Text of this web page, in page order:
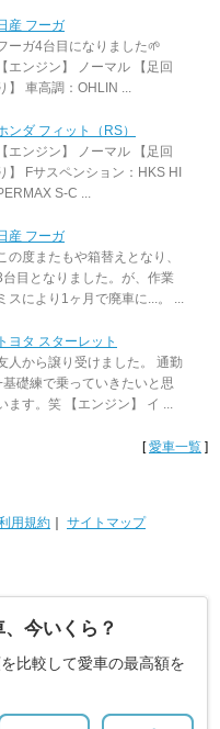
産 フーガ
ーガ4台目になりました🌱
【エンジン】 ノーマル 【足回
】 車高調：OHLIN ...
ンダ フィット（RS）
【エンジン】 ノーマル 【足回
】 Fサスペンション：HKS HI
S-C ...
産 フーガ
の度またもや箱替えとなり、
台目となりました。が、作業
ミスにより1ヶ月で廃車に...。 ...
トヨタ スターレット
人から譲り受けました。 通勤
基礎練で乗っていきたいと思
ます。笑 【エンジン】 イ ...
[愛車一覧 ]
用規約 サイトマップ
今いくら？
比較して愛車の最高額を